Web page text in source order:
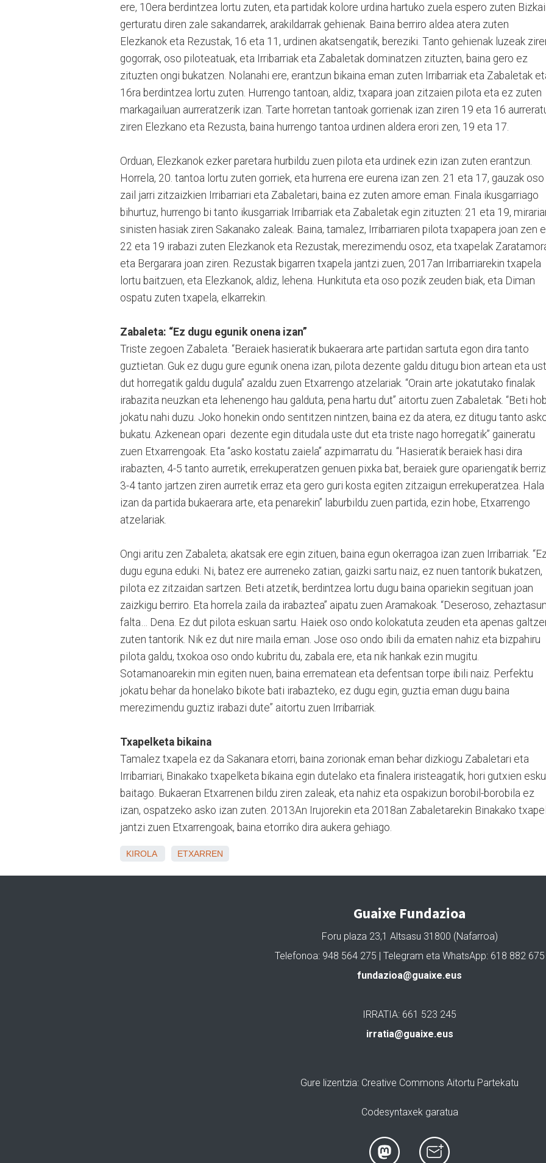
ere, 10era berdintzea lortu zuten, eta partidak kolore urdina hartuko zuela espero zuten
gerturatu diren zale sakandarrek, arakildarrak gehienak. Baina berriro aldea atera zuten
Elezkanok eta Rezustak, 16 eta 11, urdinen akatsengatik, bereziki. Tanto gehienak luzeak
gogorrak, oso piloteatuak, eta Irribarriak eta Zabaletak dominatzen zituzten, baina gero ez
zituzten ongi bukatzen. Nolanahi ere, erantzun bikaina eman zuten Irribarriak eta Zabaletak
16ra berdintzea lortu zuten. Hurrengo tantoan, aldiz, txapara joan zitzaien pilota eta ez zuten
markagailuan aurreratzerik izan. Tarte horretan tantoak gorrienak izan ziren 19 eta 16
ziren Elezkano eta Rezusta, baina hurrengo tantoa urdinen aldera erori zen, 19 eta 17.
Orduan, Elezkanok ezker paretara hurbildu zuen pilota eta urdinek ezin izan zuten erantzun.
Horrela, 20. tantoa lortu zuten gorriek, eta hurrena ere eurena izan zen. 21 eta 17, gauzak oso
zail jarri zitzaizkien Irribarriari eta Zabaletari, baina ez zuten amore eman. Finala ikusgarriago
bihurtuz, hurrengo bi tanto ikusgarriak Irribarriak eta Zabaletak egin zituzten: 21 eta 19,
sinisten hasiak ziren Sakanako zaleak. Baina, tamalez, Irribarriaren pilota txapapera joan zen
22 eta 19 irabazi zuten Elezkanok eta Rezustak, merezimendu osoz, eta txapelak
eta Bergarara joan ziren. Rezustak bigarren txapela jantzi zuen, 2017an Irribarriarekin txapela
lortu baitzuen, eta Elezkanok, aldiz, lehena. Hunkituta eta oso pozik zeuden biak, eta Diman
ospatu zuten txapela, elkarrekin.
Zabaleta: “Ez dugu egunik onena izan”
Triste zegoen Zabaleta. “Beraiek hasieratik bukaerara arte partidan sartuta egon dira tanto
guztietan. Guk ez dugu gure egunik onena izan, pilota dezente galdu ditugu bion artean eta
dut horregatik galdu dugula” azaldu zuen Etxarrengo atzelariak. “Orain arte jokatutako finalak
irabazita neuzkan eta lehenengo hau galduta, pena hartu dut” aitortu zuen Zabaletak. “Beti
jokatu nahi duzu. Joko honekin ondo sentitzen nintzen, baina ez da atera, ez ditugu tanto
bukatu. Azkenean opari dezente egin ditudala uste dut eta triste nago horregatik” gaineratu
zuen Etxarrengoak. Eta “asko kostatu zaiela” azpimarratu du. “Hasieratik beraiek hasi dira
irabazten, 4-5 tanto aurretik, errekuperatzen genuen pixka bat, beraiek gure opariengatik berriz
3-4 tanto jartzen ziren aurretik erraz eta gero guri kosta egiten zitzaigun errekuperatzea. Hala
izan da partida bukaerara arte, eta penarekin” laburbildu zuen partida, ezin hobe, Etxarrengo
atzelariak.
Ongi aritu zen Zabaleta; akatsak ere egin zituen, baina egun okerragoa izan zuen Irribarriak.
dugu eguna eduki. Ni, batez ere aurreneko zatian, gaizki sartu naiz, ez nuen tantorik bukatzen,
pilota ez zitzaidan sartzen. Beti atzetik, berdintzea lortu dugu baina opariekin segituan joan
zaizkigu berriro. Eta horrela zaila da irabaztea” aipatu zuen Aramakoak. “Deseroso,
falta… Dena. Ez dut pilota eskuan sartu. Haiek oso ondo kolokatuta zeuden eta apenas
zuten tantorik. Nik ez dut nire maila eman. Jose oso ondo ibili da ematen nahiz eta bizpahiru
pilota galdu, txokoa oso ondo kubritu du, zabala ere, eta nik hankak ezin mugitu.
Sotamanoarekin min egiten nuen, baina errematean eta defentsan torpe ibili naiz. Perfektu
jokatu behar da honelako bikote bati irabazteko, ez dugu egin, guztia eman dugu baina
merezimendu guztiz irabazi dute” aitortu zuen Irribarriak.
Txapelketa bikaina
Tamalez txapela ez da Sakanara etorri, baina zorionak eman behar dizkiogu Zabaletari eta
Irribarriari, Binakako txapelketa bikaina egin dutelako eta finalera iristeagatik, hori gutxien esku
baitago. Bukaeran Etxarrenen bildu ziren zaleak, eta nahiz eta ospakizun borobil-borobila ez
izan, ospatzeko asko izan zuten. 2013An Irujorekin eta 2018an Zabaletarekin Binakako
jantzi zuen Etxarrengoak, baina etorriko dira aukera gehiago.
KIROLA ETXARREN
Guaixe Fundazioa
Foru plaza 23,1 Altsasu 31800 (Nafarroa)
Telefonoa: 948 564 275 | Telegram eta WhatsApp: 618 882 675
fundazioa@guaixe.eus
IRRATIA: 661 523 245
irratia@guaixe.eus
Gure lizentzia: Creative Commons Aitortu Partekatu
Codesyntaxek garatua